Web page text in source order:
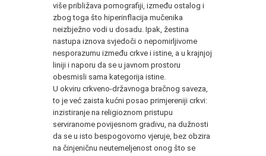
više približava pornografiji, između ostalog i
zbog toga što hiperinflacija mučenika
neizbježno vodi u dosadu. Ipak, žestina
nastupa iznova svjedoči o nepomirljivome
nesporazumu između crkve i istine, a u krajnjoj
liniji i naporu da se u javnom prostoru
obesmisli sama kategorija istine.
U okviru crkveno-državnoga bračnog saveza,
to je već zaista kućni posao primjereniji crkvi:
inzistiranje na religioznom pristupu
serviranome povijesnom gradivu, na dužnosti
da se u isto bespogovorno vjeruje, bez obzira
na činjeničnu neutemeljenost onog što se